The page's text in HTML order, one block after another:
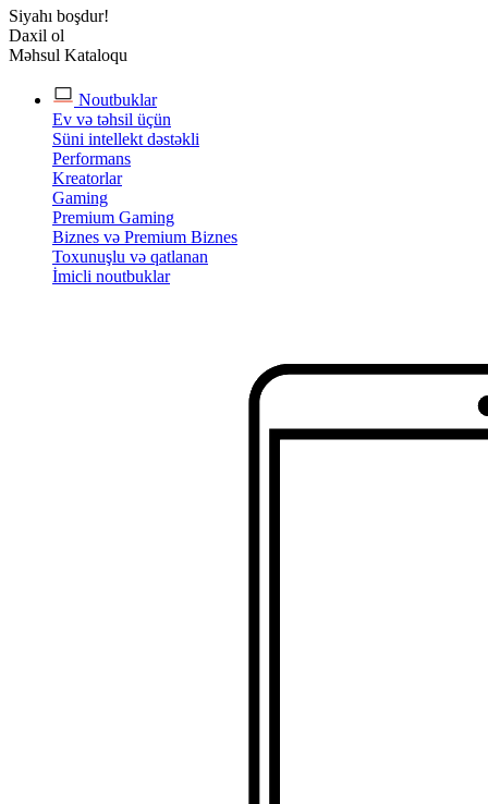
Siyahı boşdur!
Daxil ol
Məhsul Kataloqu
Noutbuklar
Ev və təhsil üçün
Süni intellekt dəstəkli
Performans
Kreatorlar
Gaming
Premium Gaming
Biznes və Premium Biznes
Toxunuşlu və qatlanan
İmicli noutbuklar